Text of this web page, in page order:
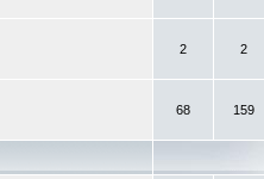
2 2
68 159